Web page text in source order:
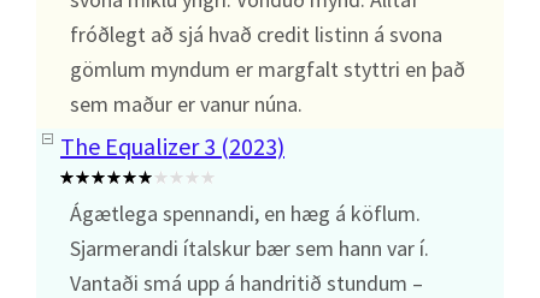
fróðlegt að sjá hvað credit listinn á svona
gömlum myndum er margfalt styttri en það
sem maður er vanur núna.
The Equalizer 3 (2023)
Ágætlega spennandi, en hæg á köflum.
Sjarmerandi ítalskur bær sem hann var í.
Vantaði smá upp á handritið stundum –